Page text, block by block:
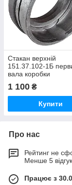
Стакан верхній
151.37.102-1Б
вала коробки
03,Т-17221-06
1 100 ₴
Купити
Про нас
Рейтинг не
Менше 5
Працює з